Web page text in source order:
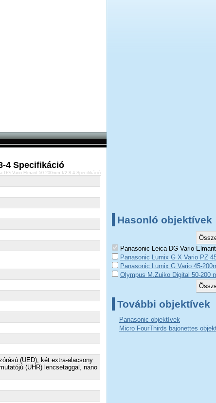
4 Specifikáció
(UED), két extra-alacsony
(UHR) lencsetaggal, nano
DG Vario-Elmarit 50-200mm f/2.8-4 Specifikáció
Hasonló objektívek
Panasonic Leica DG Vario-
Panasonic Lumix G X Vario PZ
Panasonic Lumix G Vario 45-
Olympus M.Zuiko Digital 50-200
További objektívek
Panasonic objektívek
Micro FourThirds bajonettes